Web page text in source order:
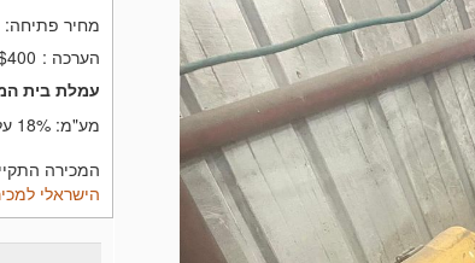
מחיר פתיחה:
הערכה :
עמלת בית
מע"מ: 18%
המכירה התקיימה
הישראלי